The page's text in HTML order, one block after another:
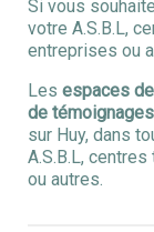
Si vous
votre A.S.B.L,
entreprises ou
Les espaces
de
sur Huy, dans
A.S.B.L,
ou autres.